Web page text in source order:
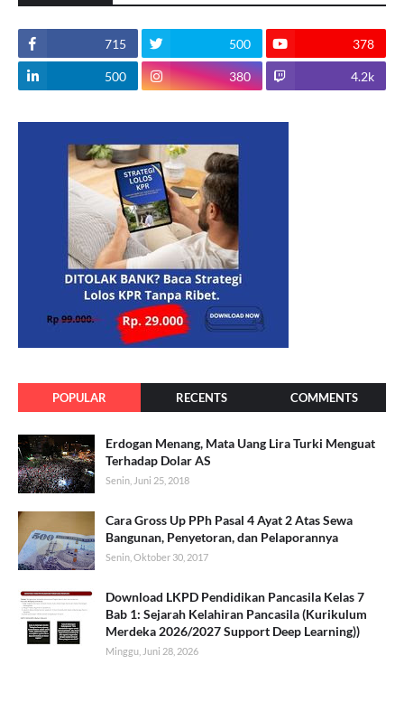
715 500 378
500 380 4.2k
POPULAR RECENTS COMMENTS
Erdogan Menang, Mata Uang Lira Turki Menguat
Terhadap Dolar AS
Senin, Juni 25, 2018
Cara Gross Up PPh Pasal 4 Ayat 2 Atas Sewa
Bangunan, Penyetoran, dan Pelaporannya
Senin, Oktober 30, 2017
Download LKPD Pendidikan Pancasila Kelas 7
Bab 1: Sejarah Kelahiran Pancasila (Kurikulum
Merdeka 2026/2027 Support Deep Learning))
Minggu, Juni 28, 2026